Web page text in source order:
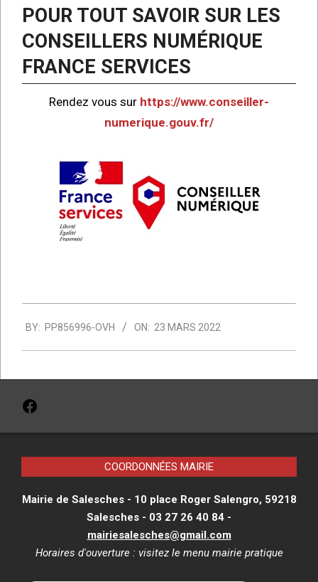
POUR TOUT SAVOIR SUR LES
CONSEILLERS NUMÉRIQUE
FRANCE SERVICES
Rendez vous sur https://www.conseiller-
numerique.gouv.fr/
03-
23
BY: PP856996-OVH ON: 23 MARS 2022
Facebook
COORDONNÉES MAIRIE
Mairie de Salesches - 10 place Roger Salengro, 59218
Salesches - 03 27 26 40 84 -
mairiesalesches@gmail.com
Horaires d'ouverture : visitez le menu mairie pratique